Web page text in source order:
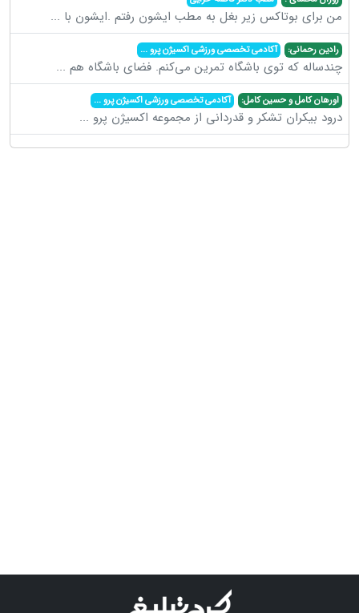
من برای بوتاکس زیر بغل به مطب ایشون رفتم .ایشون با ...
رادین رحمانی: آکادمی تخصصی ورزشی اکسیژن پرو...
چندساله که توی باشگاه تمرین می‌کنم. فضای باشگاه هم ...
اورهان کامل و حسین کامل: آکادمی تخصصی ورزشی اکسیژن پرو...
درود بیکران تشکر و قدردانی از مجموعه اکسیژن پرو ...